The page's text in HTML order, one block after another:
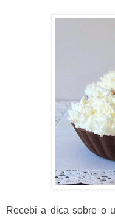
Recebi a dica sobre o